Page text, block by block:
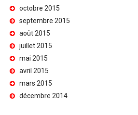
octobre 2015
septembre 2015
août 2015
juillet 2015
mai 2015
avril 2015
mars 2015
décembre 2014